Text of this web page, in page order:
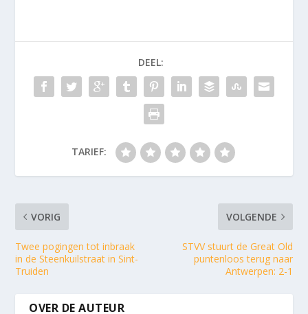
DEEL:
TARIEF:
VORIG
Twee pogingen tot inbraak
in de Steenkuilstraat in Sint-
Truiden
VOLGENDE
STVV stuurt de Great Old
puntenloos terug naar
Antwerpen: 2-1
OVER DE AUTEUR